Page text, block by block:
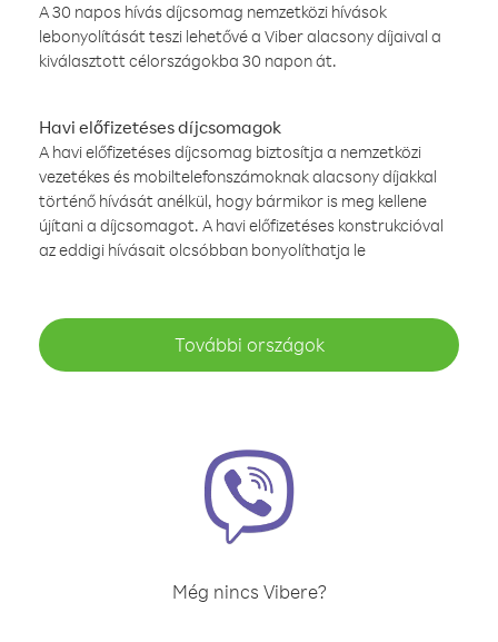
A 30 napos hívás díjcsomag nemzetközi hívások
lebonyolítását teszi lehetővé a Viber alacsony díjaival a
kiválasztott célországokba 30 napon át.
Havi előfizetéses díjcsomagok
A havi előfizetéses díjcsomag biztosítja a nemzetközi
vezetékes és mobiltelefonszámoknak alacsony díjakkal
történő hívását anélkül, hogy bármikor is meg kellene
újítani a díjcsomagot. A havi előfizetéses konstrukcióval
az eddigi hívásait olcsóbban bonyolíthatja le
További országok
Még nincs Vibere?